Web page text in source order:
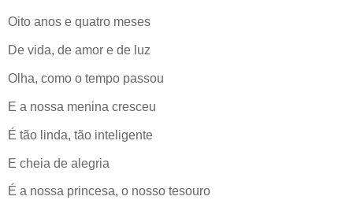
Oito anos e quatro meses
De vida, de amor e de luz
Olha, como o tempo passou
E a nossa menina cresceu
É tão linda, tão inteligente
E cheia de alegria
É a nossa princesa, o nosso tesouro